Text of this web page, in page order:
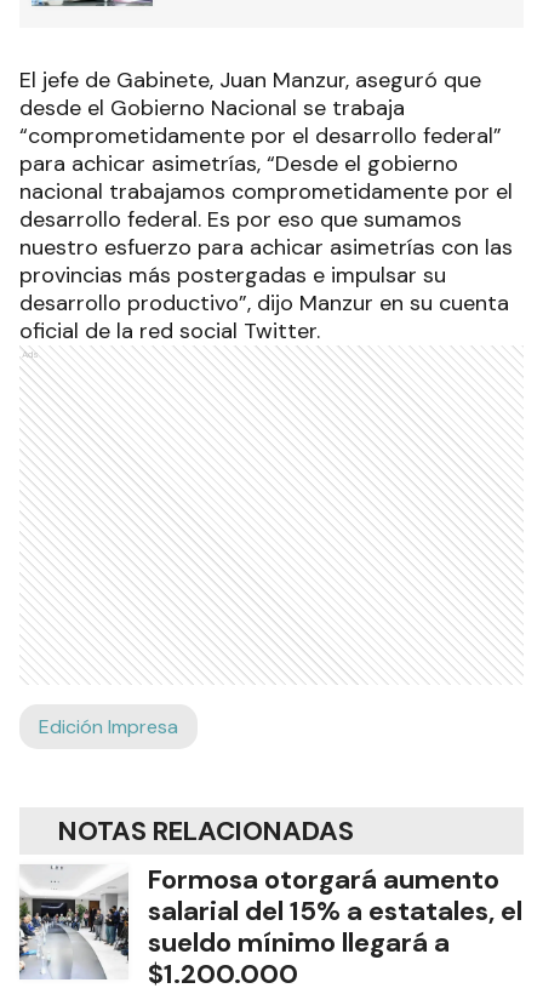
El jefe de Gabinete, Juan Manzur, aseguró que
desde el Gobierno Nacional se trabaja
“comprometidamente por el desarrollo federal”
para achicar asimetrías, “Desde el gobierno
nacional trabajamos comprometidamente por el
desarrollo federal. Es por eso que sumamos
nuestro esfuerzo para achicar asimetrías con las
provincias más postergadas e impulsar su
desarrollo productivo”, dijo Manzur en su cuenta
oficial de la red social Twitter.
Ads
Edición Impresa
NOTAS RELACIONADAS
Formosa otorgará aumento
salarial del 15% a estatales, el
sueldo mínimo llegará a
$1.200.000